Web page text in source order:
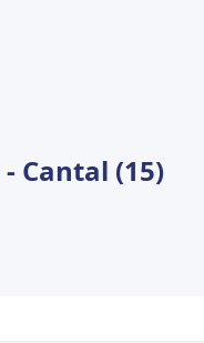
Cantal (15)